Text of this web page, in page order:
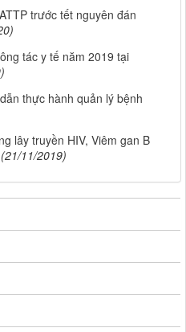
trước tết nguyên đán
tác y tế năm 2019 tại
thực hành quản lý bệnh
lây truyền HIV, Viêm gan B
(21/11/2019)